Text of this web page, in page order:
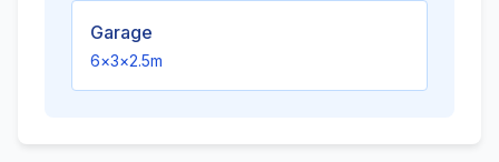
Garage
6×3×2.5m